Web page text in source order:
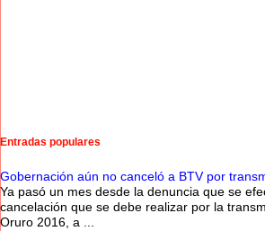
Entradas populares
Gobernación aún no canceló a BTV por
Ya pasó un mes desde la denuncia que se
cancelación que se debe realizar por la
Oruro 2016, a ...